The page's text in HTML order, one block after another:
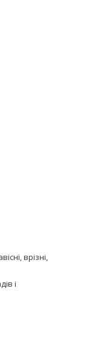
врізні,
і